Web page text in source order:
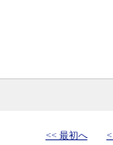
<< 最初へ